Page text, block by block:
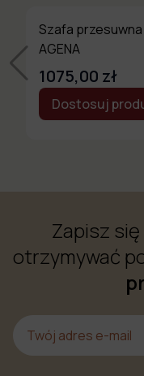
Szafa
AGENA
1075,00 zł
Dostosuj
Zapisz
otrzymywać